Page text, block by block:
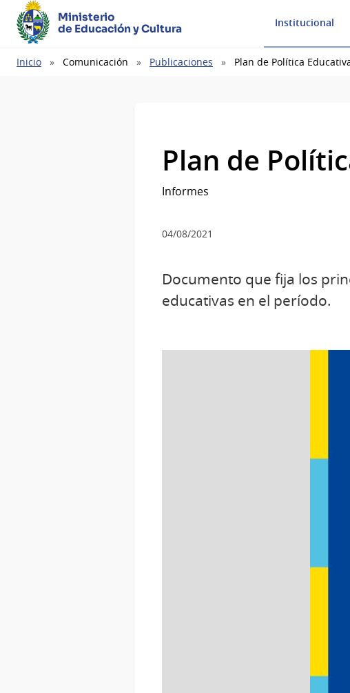
Ministerio
de Educación y Cultura
Institucional
Ruta
Inicio Comunicación Publicaciones Plan de Política
Plan de
Informes
04/08/2021
Documento que fija los
educativas en el período.